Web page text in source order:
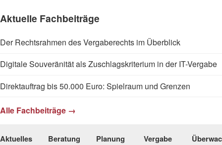
Aktuelle Fachbeiträge
Der Rechtsrahmen des Vergaberechts im Überblick
Digitale Souveränität als Zuschlagskriterium in der IT-Vergabe
Direktauftrag bis 50.000 Euro: Spielraum und Grenzen
Alle Fachbeiträge →
Aktuelles Beratung Planung Vergabe